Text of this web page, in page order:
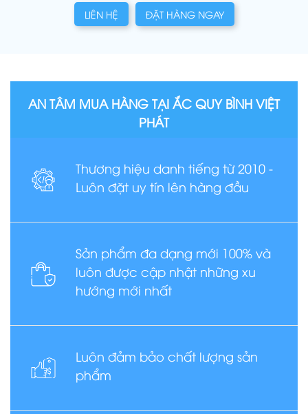
LIÊN HỆ ĐẶT HÀNG NGAY
AN TÂM MUA HÀNG TẠI ẮC QUY BÌNH VIỆT
PHÁT
Thương hiệu danh tiếng từ 2010 -
Luôn đặt uy tín lên hàng đầu
Sản phẩm đa dạng mới 100% và
luôn được cập nhật những xu
hướng mới nhất
Luôn đảm bảo chất lượng sản
phẩm